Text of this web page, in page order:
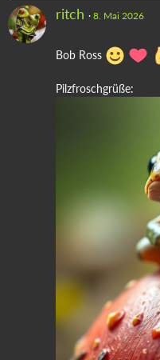
ritch 8. Mai 2026
Bob Ross
Pilzfroschgrüße: